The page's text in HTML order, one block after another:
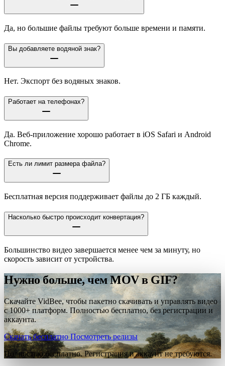
Да, но большие файлы требуют больше времени и памяти.
Вы добавляете водяной знак?
Нет. Экспорт без водяных знаков.
Работает на телефонах?
Да. Веб-приложение хорошо работает в iOS Safari и Android
Chrome.
Есть ли лимит размера файла?
Бесплатная версия поддерживает файлы до 2 ГБ каждый.
Насколько быстро происходит конвертация?
Большинство видео завершается менее чем за минуту, но
скорость зависит от устройства.
Нужно больше, чем MOV в GIF?
Скачайте VidBee, чтобы пакетно скачивать и управлять видео
с 1000+ платформ. Полностью бесплатно, без регистрации и
аккаунта.
Скачать бесплатно Посмотреть релизы
Полностью бесплатно. Регистрация и аккаунт не требуются.